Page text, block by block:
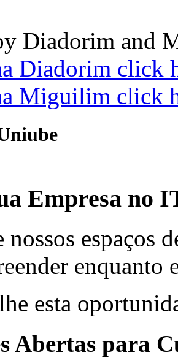
Diadorim and
Diadorim click
Miguilim click
Empresa no
espaços
enquanto
esta
Abertas para